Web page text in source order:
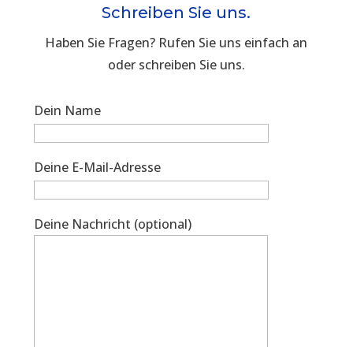
Schreiben Sie uns.
Haben Sie Fragen? Rufen Sie uns einfach an
oder schreiben Sie uns.
Dein Name
Deine E-Mail-Adresse
Deine Nachricht (optional)